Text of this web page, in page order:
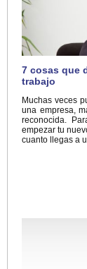
7 cosas que
trabajo
Muchas veces
una empresa,
reconocida.
empezar tu
cuanto llegas a